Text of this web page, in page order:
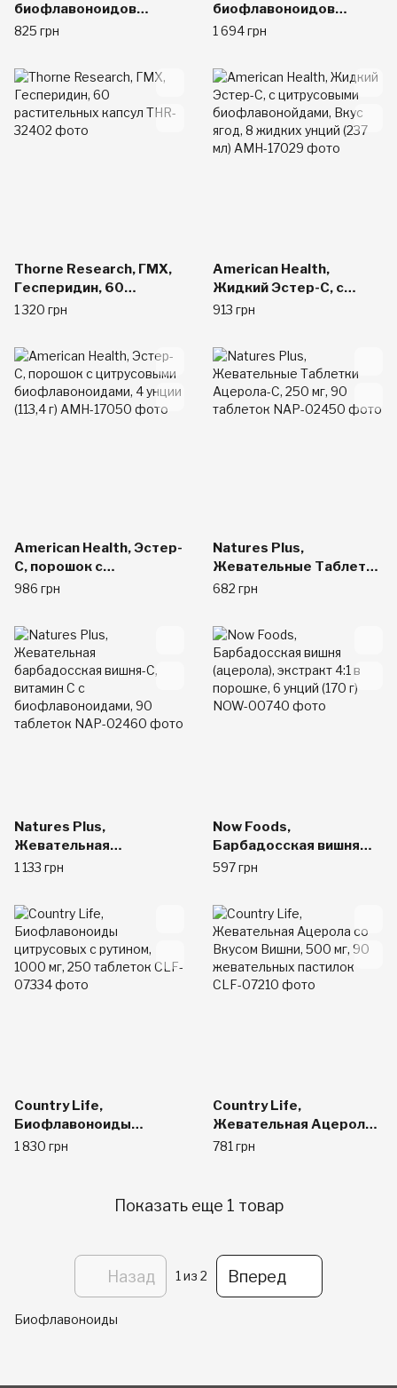
биофлавоноидов
цитрусовых, 1000 мг,
825 грн
биофлавоноидов
цитрусовых, 1000 мг,
1 694 грн
Thorne Research, ГМХ,
Гесперидин, 60
растительных капсул
1 320 грн
American Health,
Жидкий Эстер-C, с
цитрусовыми
ягод, 8 жидких унций
(237 мл)
913 грн
American Health, Эстер-
С, порошок с
цитрусовыми
унции (113,4 г)
986 грн
Natures Plus,
Жевательные Таблетки
Ацерола-С, 250 мг, 90
682 грн
Natures Plus,
Жевательная
барбадосская вишня-С,
биофлавоноидами, 90
таблеток
1 133 грн
Now Foods,
Барбадосская вишня
(ацерола), экстракт 4:1
г)
597 грн
Country Life,
Биофлавоноиды
цитрусовых с рутином,
1 830 грн
Country Life,
Жевательная Ацерола
со Вкусом Вишни, 500
781 грн
Показать еще 1 товар
Назад 1 из 2 Вперед
Биофлавоноиды